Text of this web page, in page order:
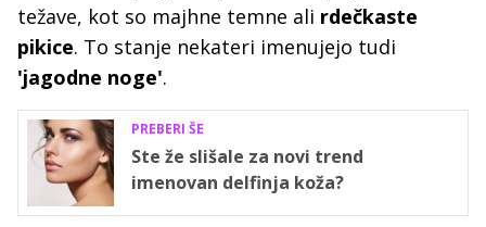
težave, kot so majhne temne ali rdečkaste
pikice. To stanje nekateri imenujejo tudi
'jagodne noge'.
PREBERI ŠE
Ste že slišale za novi trend
imenovan delfinja koža?